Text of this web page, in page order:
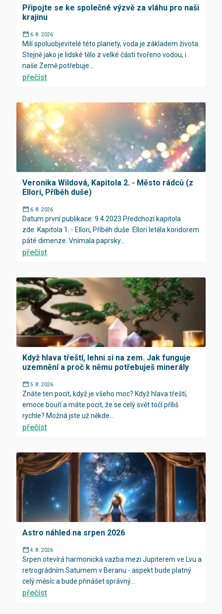
Připojte se ke společné výzvě za vláhu pro naši
krajinu
6. 8. 2026
Milí spoluobjevitelé této planety, voda je základem života.
Stejně jako je lidské tělo z velké části tvořeno vodou, i
naše Země potřebuje...
přečíst
Veronika Wildová, Kapitola 2. - Město rádců (z
Ellori, Příběh duše)
6. 8. 2026
Datum první publikace: 9.4.2023 Předchozí kapitola
zde: Kapitola 1. - Ellori, Příběh duše Ellori letěla koridorem
páté dimenze. Vnímala paprsky...
přečíst
Když hlava třeští, lehni si na zem. Jak funguje
uzemnění a proč k němu potřebuješ minerály
5. 8. 2026
Znáte ten pocit, když je všeho moc? Když hlava třeští,
emoce bouří a máte pocit, že se celý svět točí příliš
rychle? Možná jste už někde...
přečíst
Astro náhled na srpen 2026
4. 8. 2026
Srpen otevírá harmonická vazba mezi Jupiterem ve Lvu a
retrográdním Saturnem v Beranu - aspekt bude platný
celý měsíc a bude přinášet správný...
přečíst